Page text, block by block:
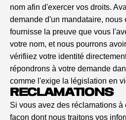
nom afin d'exercer vos droits.
demande d'un mandataire, nous
fournisse la preuve que vous
votre nom, et nous pourrons
vérifiiez votre identité
répondrons à votre demande
comme l'exige la législation en
RÉCLAMATIONS
Si vous avez des réclamations à
façon dont nous traitons vos